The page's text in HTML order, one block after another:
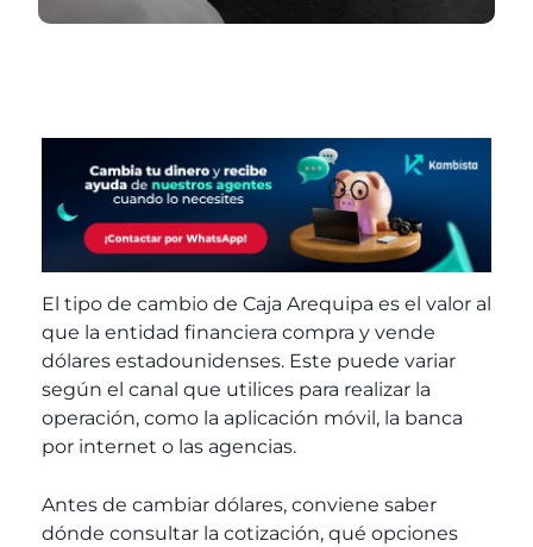
El tipo de cambio de Caja Arequipa es el valor al
que la entidad financiera compra y vende
dólares estadounidenses. Este puede variar
según el canal que utilices para realizar la
operación, como la aplicación móvil, la banca
por internet o las agencias.
Antes de cambiar dólares, conviene saber
dónde consultar la cotización, qué opciones